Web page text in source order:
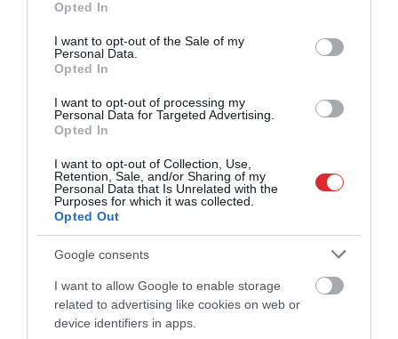
use your data for below specified purposes in below Google
consent section.
Opted In
I want to opt-out of the Sale of my
Personal Data.
Opted In
I want to opt-out of processing my
Personal Data for Targeted Advertising.
Opted In
I want to opt-out of Collection, Use,
Retention, Sale, and/or Sharing of my
Personal Data that Is Unrelated with the
Purposes for which it was collected.
Opted Out
Google consents
I want to allow Google to enable storage
related to advertising like cookies on web or
device identifiers in apps.
LBS nostāja izraisa plašu
rezonansi – savu viedokli neslēpj
arī Latvijas sporta sabiedrība